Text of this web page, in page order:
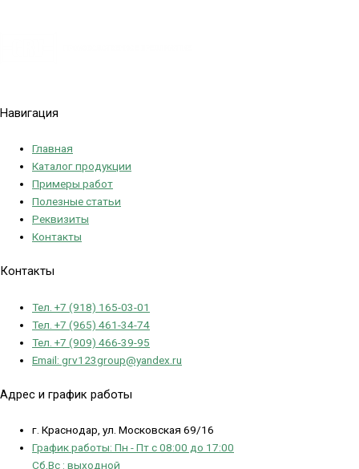
Навигация
Главная
Каталог продукции
Примеры работ
Полезные статьи
Реквизиты
Контакты
Контакты
Тел. +7 (918) 165-03-01
Тел. +7 (965) 461-34-74
Тел. +7 (909) 466-39-95
Email: grv123group@yandex.ru
Адрес и график работы
г. Краснодар, ул. Московская 69/16
График работы: Пн - Пт с 08:00 до 17:00
Сб,Вс : выходной